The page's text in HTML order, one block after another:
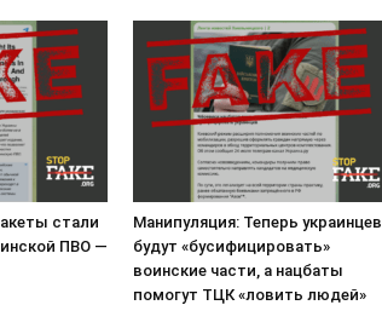
стали
ПВО —
Манипуляция: Теперь украинцев
будут «бусифицировать»
воинские части, а нацбаты
помогут ТЦК «ловить людей»